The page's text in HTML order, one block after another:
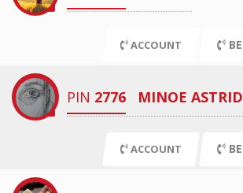
ACCOUNT BE
PIN 2776 MINOE ASTRID
ACCOUNT BE